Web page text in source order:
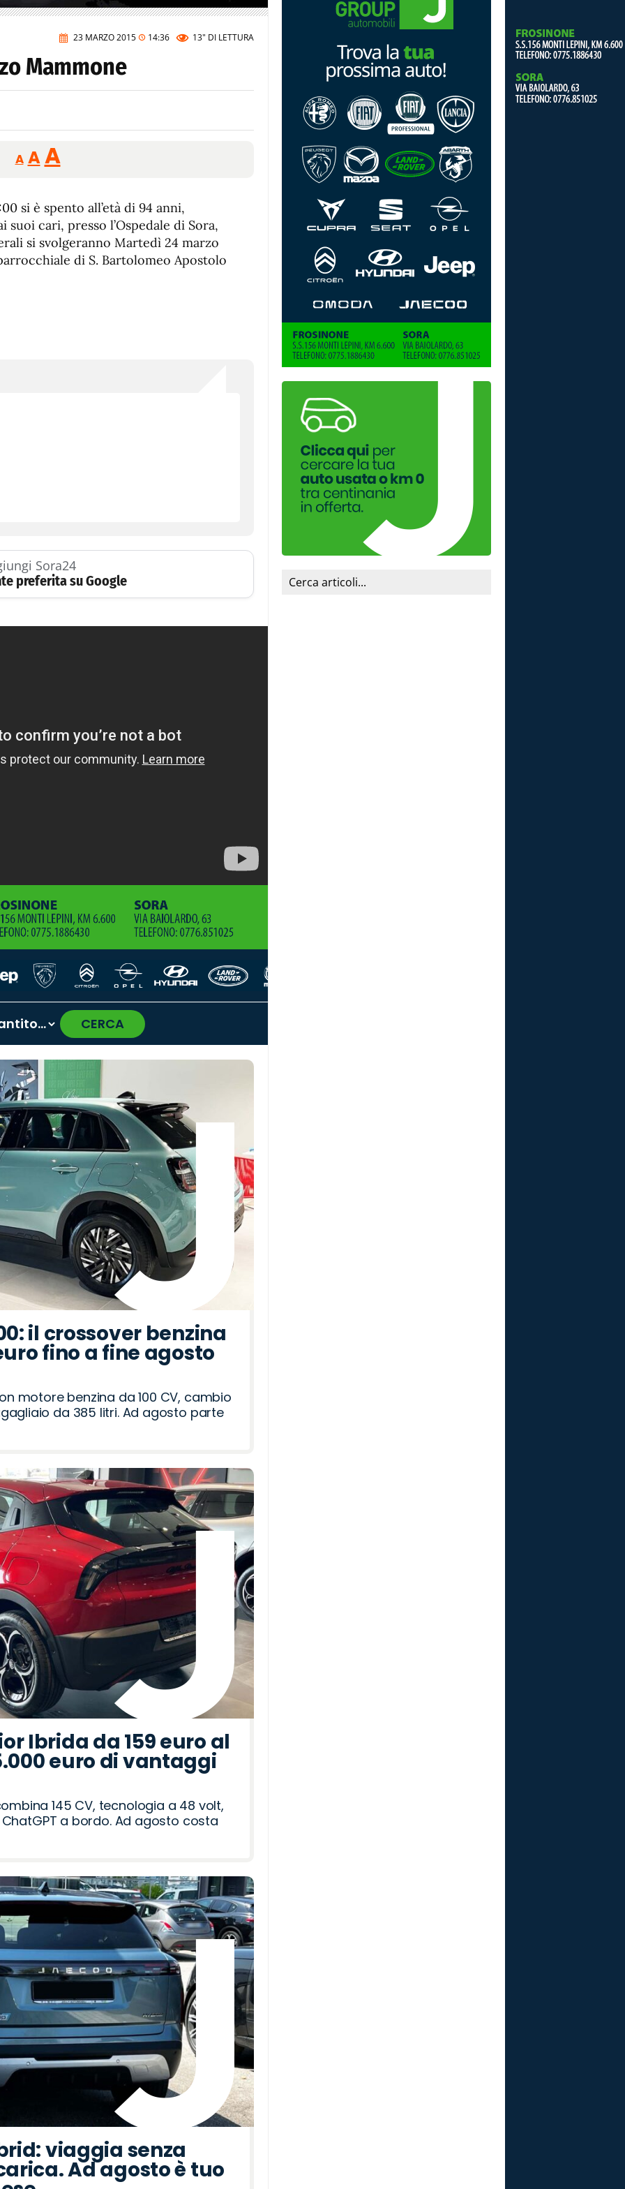
23 MARZO 2015 14:36 13" DI LETTURA
Mammone
A
Reducir
tamaño
A Restablecer
tamaño
fuente
AAumentar
de
fuente.
si è spento all’età di 94 anni,
cari, presso l’Ospedale di Sora,
si svolgeranno Martedì 24 marzo
di S. Bartolomeo Apostolo
Sora24
preferita su Google
CERCA
›
il crossover benzina
fino a fine agosto
motore benzina da 100 CV, cambio
da 385 litri. Ad agosto parte
Ibrida da 159 euro al
euro di vantaggi
145 CV, tecnologia a 48 volt,
a bordo. Ad agosto costa
viaggia senza
Ad agosto è tuo